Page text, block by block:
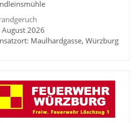
August 2026
Maulhardgasse, Würzburg